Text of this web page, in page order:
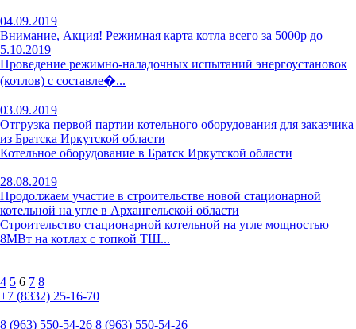
04.09.2019
Внимание, Акция! Режимная карта котла всего за 5000р до
5.10.2019
Проведение режимно-наладочных испытаний энергоустановок
(котлов) с составле�...
03.09.2019
Отгрузка первой партии котельного оборудования для заказчика
из Братска Иркутской области
Котельное оборудование в Братск Иркутской области
28.08.2019
Продолжаем участие в строительстве новой стационарной
котельной на угле в Архангельской области
Строительство стационарной котельной на угле мощностью
8МВт на котлах с топкой ТШ...
4 5 6 7 8
+7 (8332) 25-16-70
8 (963) 550-54-26 8 (963) 550-54-26